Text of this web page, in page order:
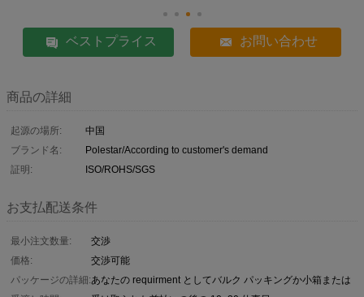
ベストプライス お問い合わせ
商品の詳細
起源の場所:
中国
ブランド名:
Polestar/According to customer's demand
証明:
ISO/ROHS/SGS
お支払配送条件
最小注文数量:
交渉
価格:
交渉可能
パッケージの詳細:あなたの requirment としてバルク パッキングか小箱または